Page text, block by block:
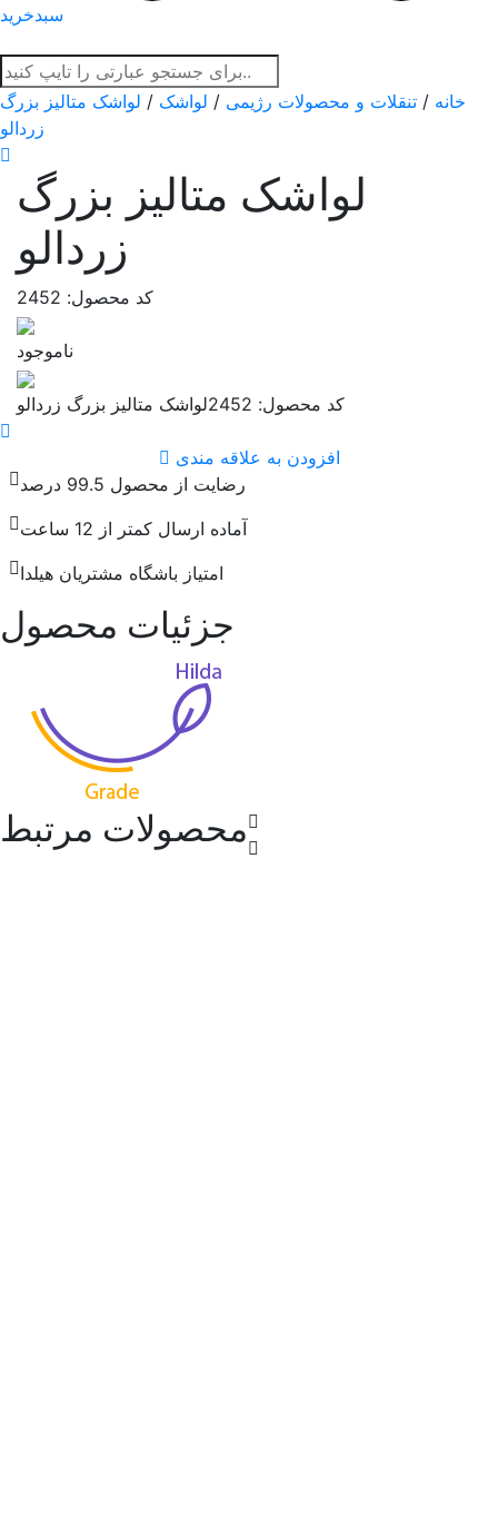
سبدخرید
خانه / تنقلات و محصولات رژیمی / لواشک / لواشک متالیز بزرگ
زردالو
لواشک متالیز بزرگ
زردالو
کد محصول: 2452
ناموجود
لواشک متالیز بزرگ زردالو کد محصول: 2452
افزودن به علاقه مندی
رضایت از محصول 99.5 درصد
آماده ارسال کمتر از 12 ساعت
امتیاز باشگاه مشتریان هیلدا
جزئیات محصول
محصولات مرتبط